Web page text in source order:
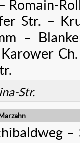
Romain-
Str. –
–
Str.